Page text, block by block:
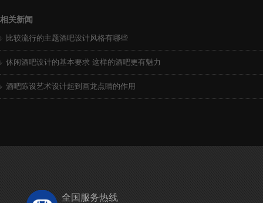
相关新闻
比较流行的主题酒吧设计风格有哪些
休闲酒吧设计的基本要求 这样的酒吧更有魅力
酒吧陈设艺术设计起到画龙点睛的作用
全国服务热线